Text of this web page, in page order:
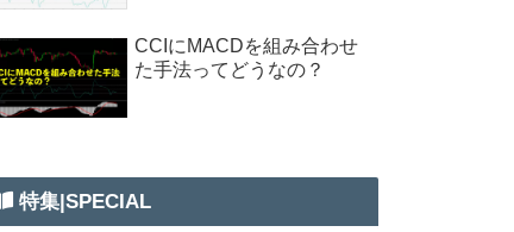
CCIにMACDを組み合わせ
た手法ってどうなの？
特集|SPECIAL